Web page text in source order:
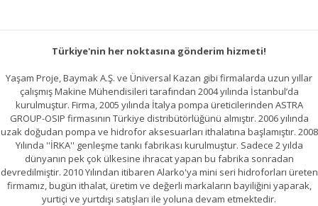
Türkiye'nin her noktasına gönderim hizmeti!
Yaşam Proje, Baymak A.Ş. ve Üniversal Kazan gibi firmalarda uzun yıllar
çalışmış Makine Mühendisileri tarafından 2004 yılında İstanbul’da
kurulmuştur. Firma, 2005 yılında İtalya pompa üreticilerinden ASTRA
GROUP-OSIP firmasının Türkiye distribütörlüğünü almıştır. 2006 yılında
uzak doğudan pompa ve hidrofor aksesuarları ithalatına başlamıştır. 2008
Yılında ''İRKA'' genleşme tankı fabrikası kurulmuştur. Sadece 2 yılda
dünyanın pek çok ülkesine ihracat yapan bu fabrika sonradan
devredilmiştir. 2010 Yılından itibaren Alarko'ya mini seri hidroforları üreten
firmamız, bugün ithalat, üretim ve değerli markaların bayiliğini yaparak,
yurtiçi ve yurtdışı satışları ile yoluna devam etmektedir.